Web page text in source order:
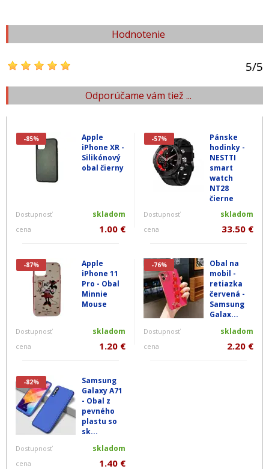
Hodnotenie
5/5
Odporúčame vám tiež ...
-85%
Apple
iPhone XR -
Silikónový
obal čierny
Dostupnosť skladom
cena 1.00 €
-57%
Pánske
hodinky -
NESTTI
smart
watch
NT28
čierne
Dostupnosť skladom
cena 33.50 €
-87%
Apple
iPhone 11
Pro - Obal
Minnie
Mouse
Dostupnosť skladom
cena 1.20 €
-76%
Obal na
mobil -
retiazka
červená -
Samsung
Galax...
Dostupnosť skladom
cena 2.20 €
-82%
Samsung
Galaxy A71
- Obal z
pevného
plastu so
sk...
Dostupnosť skladom
cena 1.40 €